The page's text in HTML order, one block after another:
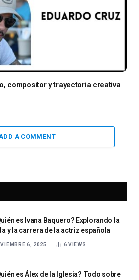
compositor y trayectoria creativa
A COMMENT
es Ivana Baquero? Explorando la
y la carrera de la actriz española
6, 2025 6VIEWS
es Álex de la Iglesia? Todo sobre